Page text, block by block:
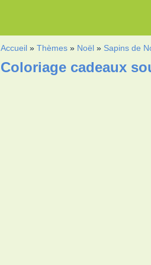
Accueil »Thèmes » Noël » Sapins de
Coloriage cadeaux